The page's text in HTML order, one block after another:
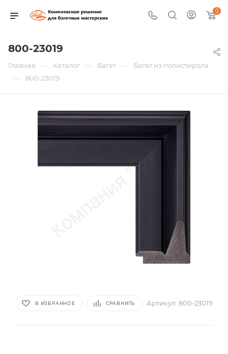
0
800-23019
Главная — Каталог — Багет — Багет из полистирола
— 800-23019
В ИЗБРАННОЕ СРАВНИТЬ Артикул: 800-23019